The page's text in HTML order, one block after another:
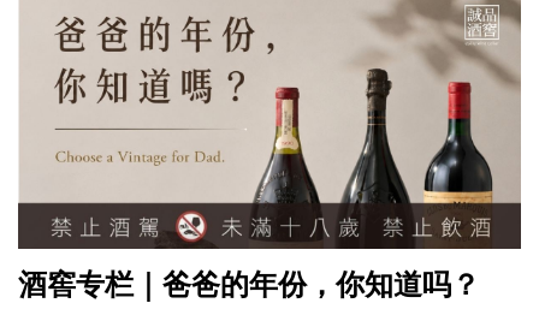
酒窖专栏｜爸爸的年份，你知道吗？